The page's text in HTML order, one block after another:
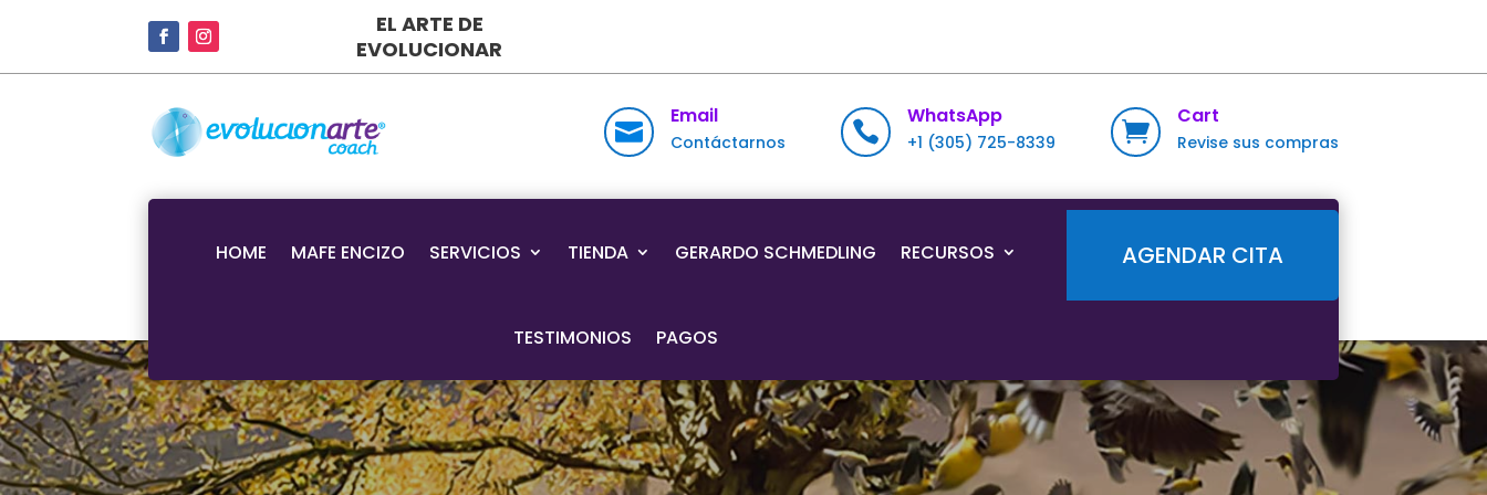
EL ARTE DE
EVOLUCIONAR

Email
Contáctarnos 
WhatsApp
+1 (305) 725-8339 
Cart
Revise sus compras
HOME MAFE ENCIZO SERVICIOS TIENDA GERARDO SCHMEDLING RECURSOS
TESTIMONIOS PAGOS
AGENDAR CITA